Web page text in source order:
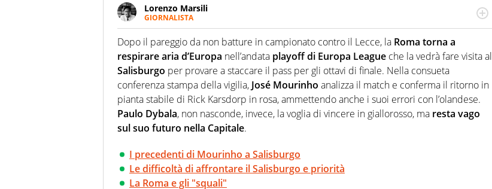
Lorenzo Marsili
GIORNALISTA
Giornalista pubblicista, redattore, divulgatore. E' una delle anime video del sito:
racconta in immagini un evento e lo fa come pochi altri
Dopo il pareggio da non batture in campionato contro il Lecce, la Roma torna a
respirare aria d’Europa nell’andata playoff di Europa League che la vedrà fare visita al
Salisburgo per provare a staccare il pass per gli ottavi di finale. Nella consueta
conferenza stampa della vigilia, José Mourinho analizza il match e conferma il ritorno in
pianta stabile di Rick Karsdorp in rosa, ammettendo anche i suoi errori con l’olandese.
Paulo Dybala, non nasconde, invece, la voglia di vincere in giallorosso, ma resta vago
sul suo futuro nella Capitale.
I precedenti di Mourinho a Salisburgo
Le difficoltà di affrontare il Salisburgo e priorità
La Roma e gli "squali"